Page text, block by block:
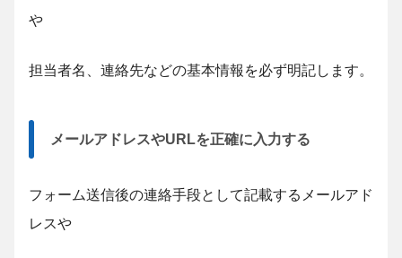
や
担当者名、連絡先などの基本情報を必ず明記します。
メールアドレスやURLを正確に入力する
フォーム送信後の連絡手段として記載するメールアド
レスや